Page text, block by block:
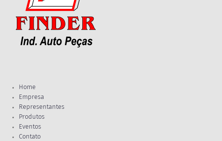
Home
Empresa
Representantes
Produtos
Eventos
Contato